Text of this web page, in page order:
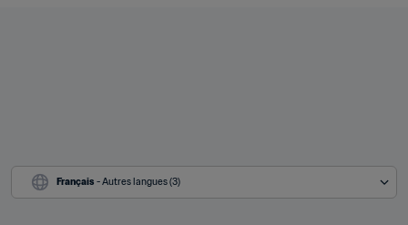
Français - Autres langues (3)